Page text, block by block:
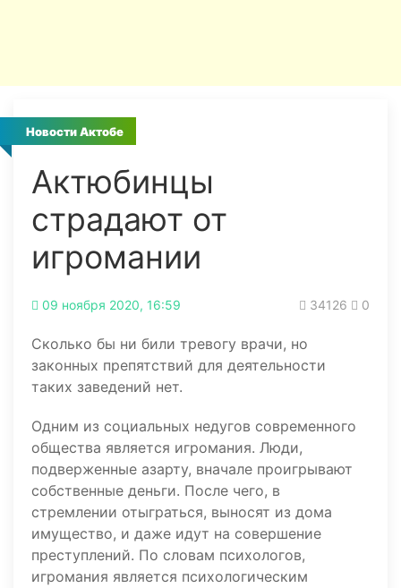
Новости Актобе
Актюбинцы
страдают от
игромании
09 ноября 2020, 16:59 34126 0
Сколько бы ни били тревогу врачи, но
законных препятствий для деятельности
таких заведений нет.
Одним из социальных недугов современного
общества является игромания. Люди,
подверженные азарту, вначале проигрывают
собственные деньги. После чего, в
стремлении отыграться, выносят из дома
имущество, и даже идут на совершение
преступлений. По словам психологов,
игромания является психологическим